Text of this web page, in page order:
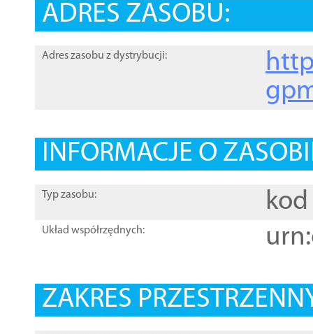
ADRES ZASOBU:
Adres zasobu z dystrybucji:
INFORMACJE O
Typ zasobu: kod
Układ współrzędnych:
ZAKRES